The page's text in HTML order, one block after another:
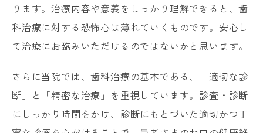
ります。治療内容や意義をしっかり理解できると、歯
科治療に対する恐怖心は薄れていくものです。安心し
て治療にお臨みいただけるのではないかと思います。
さらに当院では、歯科治療の基本である、「適切な診
断」と「精密な治療」を重視しています。診査・診断
にしっかり時間をかけ、診断にもとづいた適切かつ丁